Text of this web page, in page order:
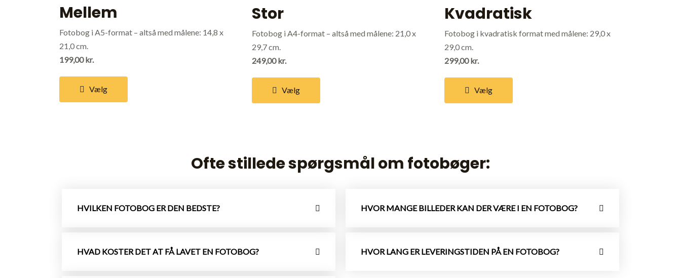
Mellem
Fotobog i A5-format – altså med målene: 14,8 x
21,0 cm.
199,00 kr.
Vælg
Stor
Fotobog i A4-format – altså med målene: 21,0 x
29,7 cm.
249,00 kr.
Vælg
Kvadratisk
Fotobog i kvadratisk format med målene: 29,0 x
29,0 cm.
299,00 kr.
Vælg
Ofte stillede spørgsmål om fotobøger:
HVILKEN FOTOBOG ER DEN BEDSTE?
HVAD KOSTER DET AT FÅ LAVET EN FOTOBOG?
HVOR MANGE BILLEDER KAN DER VÆRE I EN FOTOBOG?
HVOR LANG ER LEVERINGSTIDEN PÅ EN FOTOBOG?